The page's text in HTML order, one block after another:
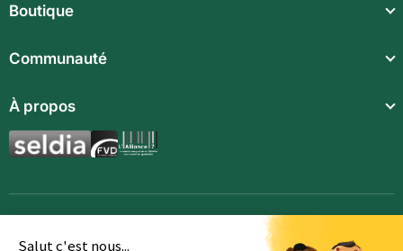
Salut c'est nous...
Boutique
Compléments alimentaires
Boissons techniques
Communauté
À propos